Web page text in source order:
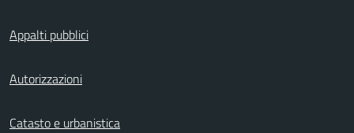
Appalti pubblici
Autorizzazioni
Catasto e urbanistica